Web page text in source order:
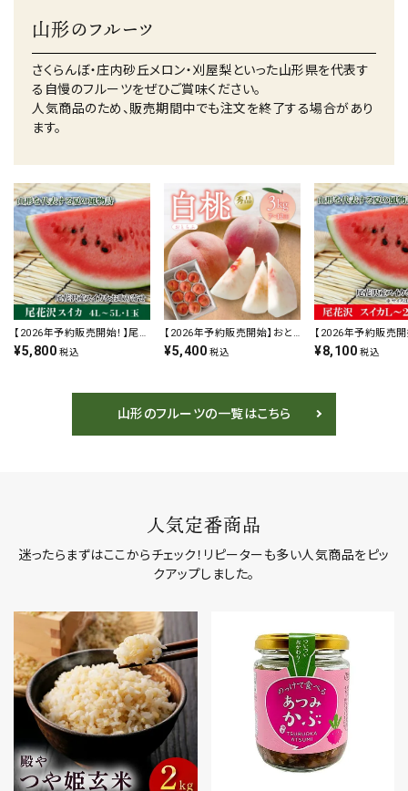
山形のフルーツ
さくらんぼ・庄内砂丘メロン・刈屋梨といった山形県を代表す
る自慢のフルーツをぜひご賞味ください。
人気商品のため、販売期間中でも注文を終了する場合があり
ます。
【2026年予約販売開始！】尾花
沢スイカ 4L～5L 1玉 山形県
¥5,800 税込
【2026年予約販売開始】おと
らふ「白桃（秀品/3kg 7～12
産地直送 ギフト
¥5,400 税込
【2026年予約販売開
沢スイカ L～2L×2
旬
¥8,100 税込
山形のフルーツの一覧はこちら
人気定番商品
迷ったらまずはここからチェック！リピーターも多い人気商品をピッ
クアップしました。